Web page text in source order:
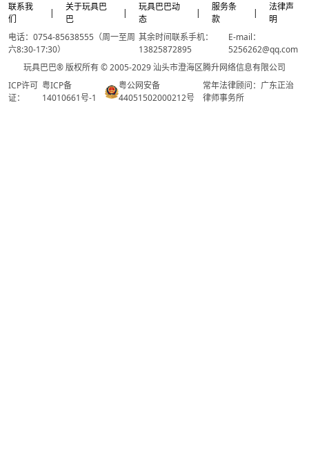
联系我
们
|
关于玩具巴
巴
|
玩具巴巴动
态
|
服务条
款
|
法律声
明
电话：0754-85638555（周一至周
六8:30-17:30）
其余时间联系手机：
13825872895
E-mail：
5256262@qq.com
玩具巴巴® 版权所有 © 2005-2029 汕头市澄海区腾升网络信息有限公司
ICP许可
证：
粤ICP备
14010661号-1
粤公网安备
44051502000212号
常年法律顾问：广东正治
律师事务所